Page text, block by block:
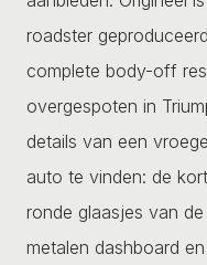
roadster
complete body-off
overgespoten in
details van een
auto te vinden: de
ronde glaasjes van
metalen dashboard